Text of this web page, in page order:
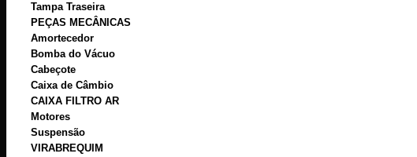
Tampa Traseira
PEÇAS MECÂNICAS
Amortecedor
Bomba do Vácuo
Cabeçote
Caixa de Câmbio
CAIXA FILTRO AR
Motores
Suspensão
VIRABREQUIM